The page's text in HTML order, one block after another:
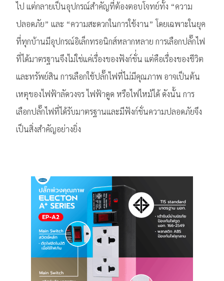
ไป แต่กลายเป็นอุปกรณ์สำคัญที่ต้องตอบโจทย์ทั้ง “ความ
ปลอดภัย” และ “ความสะดวกในการใช้งาน” โดยเฉพาะในยุค
ที่ทุกบ้านมีอุปกรณ์อิเล็กทรอนิกส์หลากหลาย การเลือกปลั๊กไฟ
ที่ได้มาตรฐานจึงไม่ใช่แค่เรื่องของฟังก์ชั่่น แต่คือเรื่องของชีวิต
และทรัพย์สิน การเลือกใช้ปลั๊กไฟที่ไม่มีคุณภาพ อาจเป็นต้น
เหตุของไฟฟ้าลัดวงจร ไฟฟ้าดูด หรือไฟไหม้ได้ ดังนั้น การ
เลือกปลั๊กไฟที่ได้รับมาตรฐานและมีฟังก์ชั่นความปลอดภัยจึง
เป็นสิ่งสำคัญอย่างยิ่ง